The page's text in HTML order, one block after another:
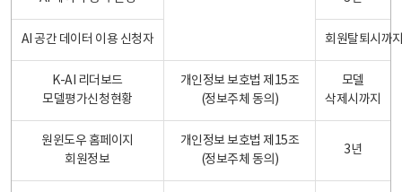
AI 공간 데이터 이용 신청자 회원탈퇴시까
K-AI 리더보드
모델평가신청현황
개인정보 보호법 제15조
(정보주체 동의)
모델
삭제시까지
원윈도우 홈페이지
회원정보
개인정보 보호법 제15조
(정보주체 동의)
3년